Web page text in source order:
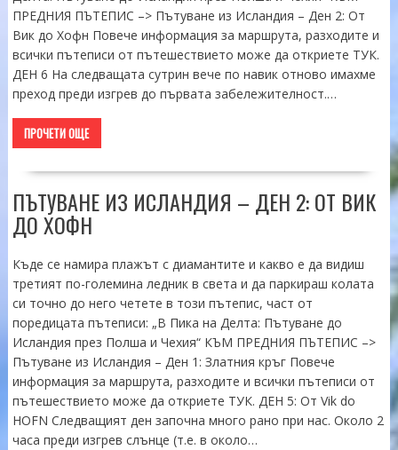
ПРЕДНИЯ ПЪТЕПИС –> Пътуване из Исландия – Ден 2: От
Вик до Хофн Повече информация за маршрута, разходите и
всички пътеписи от пътешествието може да откриете ТУК.
ДЕН 6 На следващата сутрин вече по навик отново имахме
преход преди изгрев до първата забележителност.…
ПРОЧЕТИ ОЩЕ
ПЪТУВАНЕ ИЗ ИСЛАНДИЯ – ДЕН 2: ОТ ВИК
ДО ХОФН
Къде се намира плажът с диамантите и какво е да видиш
третият по-големина ледник в света и да паркираш колата
си точно до него четете в този пътепис, част от
поредицата пътеписи: „В Пика на Делта: Пътуване до
Исландия през Полша и Чехия“ КЪМ ПРЕДНИЯ ПЪТЕПИС –>
Пътуване из Исландия – Ден 1: Златния кръг Повече
информация за маршрута, разходите и всички пътеписи от
пътешествието може да откриете ТУК. ДЕН 5: От Vik do
HOFN Следващият ден започна много рано при нас. Около 2
часа преди изгрев слънце (т.е. в около…